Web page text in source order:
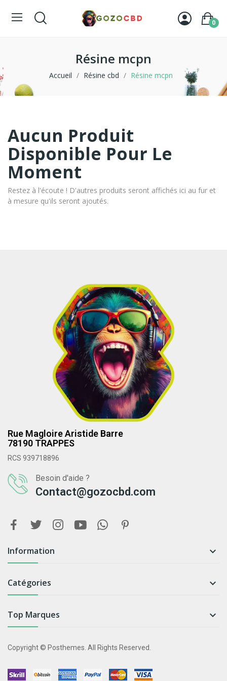
0
Résine mcpn
Accueil Résine cbd Résine mcpn
Aucun Produit
Disponible Pour Le
Moment
Restez à l'écoute ! D'autres produits seront affichés ici au fur et
à mesure qu'ils seront ajoutés.
Rue Magloire Aristide Barre
78190 TRAPPES
RCS 939718896
Besoin d'aide ?
Contact@gozocbd.com
Information 
Catégories 
Top Marques 
Copyright © Posthemes. All Rights Reserved.